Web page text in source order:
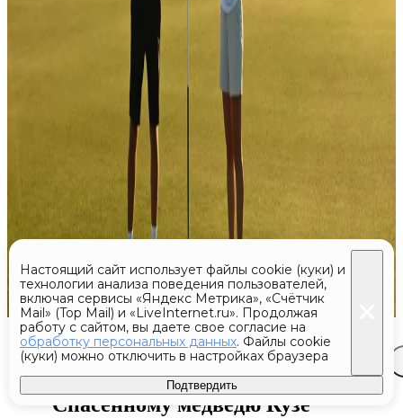
Сегодня 13:27
Спасенному медведю Кузе
Настоящий сайт использует файлы cookie (куки) и
технологии анализа поведения пользователей,
включая сервисы «Яндекс Метрика», «Счётчик
Mail» (Top Mail) и «LiveInternet.ru». Продолжая
работу с сайтом, вы даете свое согласие на
обработку персональных данных. Файлы cookie
(куки) можно отключить в настройках браузера
Подтвердить